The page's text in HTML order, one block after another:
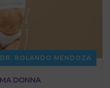
DR. ROLANDO MENDOZA
DONNA